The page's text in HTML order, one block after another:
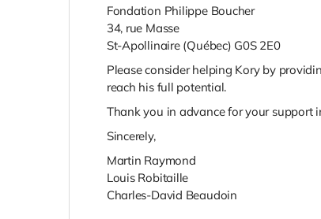
Fondation Philippe Boucher
34, rue Masse
St-Apollinaire (Québec) G0S 2E0
Please consider helping Kory by
reach his full potential.
Thank you in advance for your support
Sincerely,
Martin Raymond
Louis Robitaille
Charles-David Beaudoin